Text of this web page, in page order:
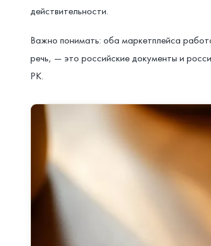
действительности.
Важно понимать: оба маркетплейса
речь, — это российские документы и
РК.